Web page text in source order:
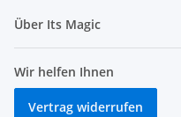
Über Its Magic
Wir helfen Ihnen
Vertrag widerrufen